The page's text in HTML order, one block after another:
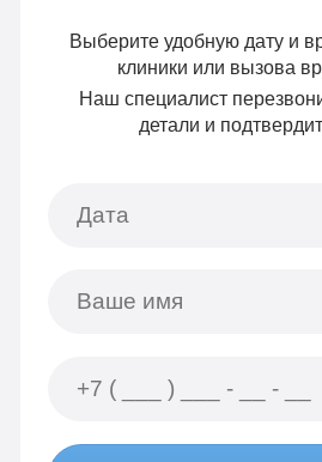
Выберите удобную дату и
клиники или вызова
Наш специалист
детали и